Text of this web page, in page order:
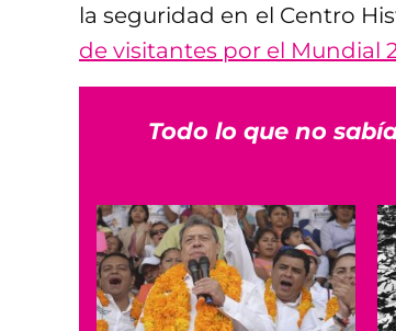
la seguridad en el Centro
de visitantes por el Mundial
Todo lo que no